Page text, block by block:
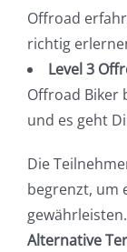
Offroad
richtig
Level 3
Offroad Biker
und es geht
Die
begrenzt, um
Alternative